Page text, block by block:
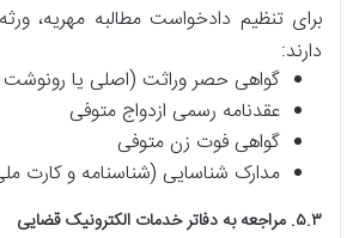
برای تنظیم دادخواست مطالبه مهریه،
دارند:
گواهی حصر وراثت (اصلی یا
عقدنامه رسمی ازدواج متوفی
گواهی فوت زن متوفی
مدارک شناسایی (شناسنامه و کارت
۵.۳. مراجعه به دفاتر خدمات الکترونیک قضایی